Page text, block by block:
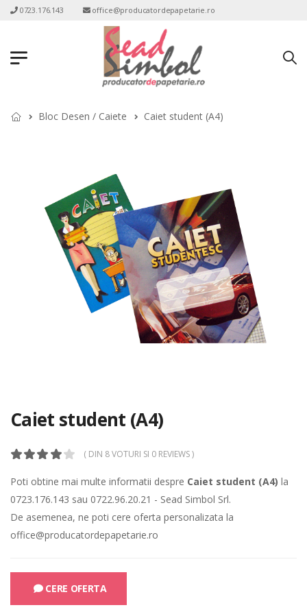
0723.176.143 office@producatordepapetarie.ro
Bloc Desen / Caiete Caiet student (A4)
Caiet student (A4)
( DIN 8 VOTURI SI 0 REVIEWS )
Poti obtine mai multe informatii despre Caiet student (A4) la
0723.176.143 sau 0722.96.20.21 - Sead Simbol Srl.
De asemenea, ne poti cere oferta personalizata la
office@producatordepapetarie.ro
CERE OFERTA